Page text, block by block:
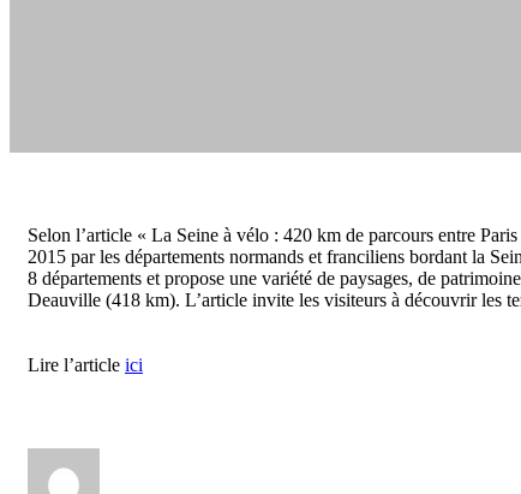
Selon l’article « La Seine à vélo : 420 km de parcours entre
2015 par les départements normands et franciliens bordant la
8 départements et propose une variété de paysages, de
Deauville (418 km). L’article invite les visiteurs à découvrir les
Lire l’article ici